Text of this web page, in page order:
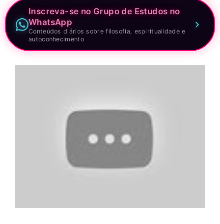
Inscreva-se no Grupo de Estudos no
WhatsApp
Conteúdos diários sobre filosofia, espiritualidade e
autoconhecimento